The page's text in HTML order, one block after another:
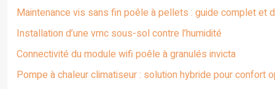
Maintenance vis sans fin poêle à pellets : guide complet et
Installation d’une vmc sous-sol contre l’humidité
Connectivité du module wifi poêle à granulés invicta
Pompe à chaleur climatiseur : solution hybride pour confort